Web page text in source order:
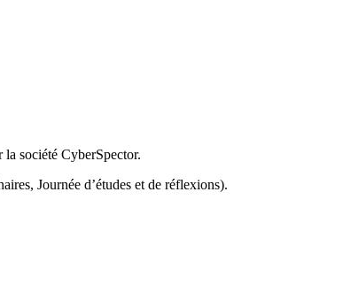
société CyberSpector.
Journée d’études et de réflexions).